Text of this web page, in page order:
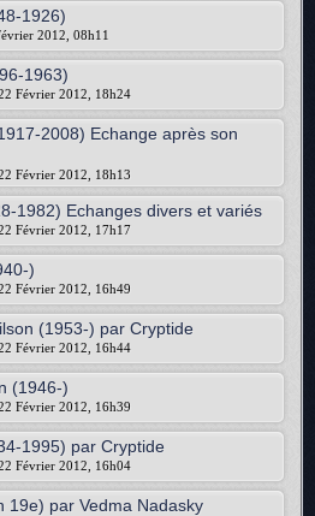
1926)
2012, 08h11
1963)
Février 2012, 18h24
2008) Echange après son
Février 2012, 18h13
1982) Echanges divers et variés
Février 2012, 17h17
)
Février 2012, 16h49
(1953-) par Cryptide
Février 2012, 16h44
(1946-)
Février 2012, 16h39
1995) par Cryptide
Février 2012, 16h04
19e) par Vedma Nadasky